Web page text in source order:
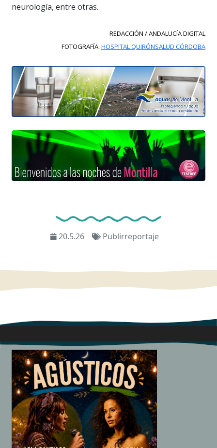
neurología, entre otras.
REDACCIÓN / ANDALUCÍA DIGITAL
FOTOGRAFÍA: HOSPITAL QUIRÓNSALUD CÓRDOBA
20.5.26 Publirreportaje